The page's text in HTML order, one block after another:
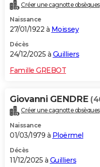
Créer une cagnotte obsèques
Naissance
27/01/1922 à Moissey
Décès
24/12/2025 à Guilliers
Famille GREBOT
Giovanni GENDRE
Créer une cagnotte obsèques
Naissance
01/03/1979 à Ploërmel
Décès
11/12/2025 à Guilliers